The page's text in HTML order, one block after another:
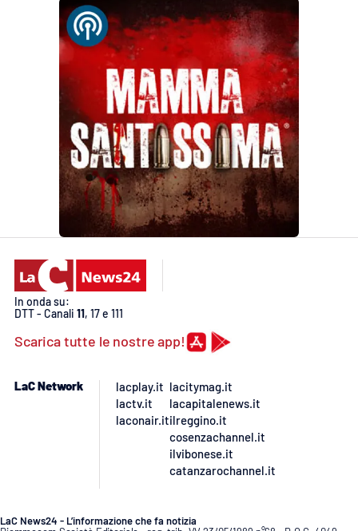
In onda su:
DTT - Canali 11, 17 e 111
Scarica tutte le nostre app!
LaC Network
lacplay.it
lactv.it
laconair.it
lacitymag.it
lacapitalenews.it
ilreggino.it
cosenzachannel.it
ilvibonese.it
catanzarochannel.it
LaC News24 - L’informazione che fa notizia